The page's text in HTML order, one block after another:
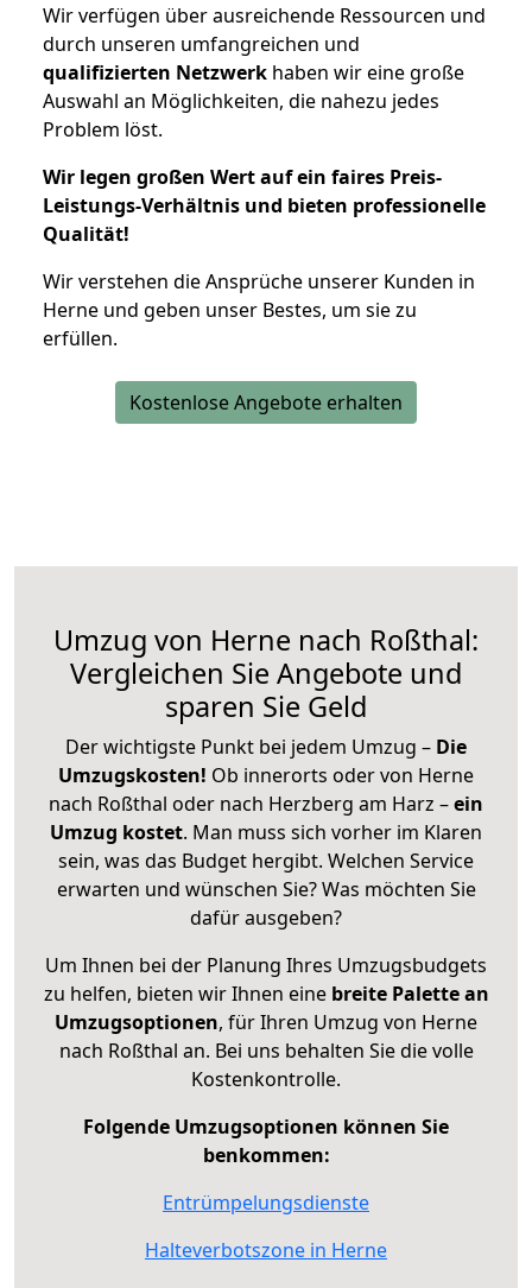
Wir verfügen über ausreichende Ressourcen und
durch unseren umfangreichen und
qualifizierten Netzwerk haben wir eine große
Auswahl an Möglichkeiten, die nahezu jedes
Problem löst.
Wir legen großen Wert auf ein faires Preis-
Leistungs-Verhältnis und bieten professionelle
Qualität!
Wir verstehen die Ansprüche unserer Kunden in
Herne und geben unser Bestes, um sie zu
erfüllen.
Kostenlose Angebote erhalten
Umzug von Herne nach Roßthal:
Vergleichen Sie Angebote und
sparen Sie Geld
Der wichtigste Punkt bei jedem Umzug – Die
Umzugskosten! Ob innerorts oder von Herne
nach Roßthal oder nach Herzberg am Harz –ein
Umzug kostet. Man muss sich vorher im Klaren
sein, was das Budget hergibt. Welchen Service
erwarten und wünschen Sie? Was möchten Sie
dafür ausgeben?
Um Ihnen bei der Planung Ihres Umzugsbudgets
zu helfen, bieten wir Ihnen eine breite Palette an
Umzugsoptionen, für Ihren Umzug von Herne
nach Roßthal an. Bei uns behalten Sie die volle
Kostenkontrolle.
Folgende Umzugsoptionen können Sie
benkommen:
Entrümpelungsdienste
Halteverbotszone in Herne